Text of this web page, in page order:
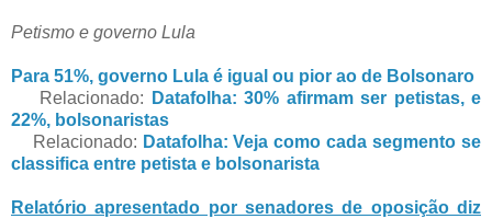
Petismo e governo Lula
Para 51%, governo Lula é igual ou pior ao de Bolsonaro
Relacionado:
Datafolha: 30% afirmam ser petistas, e
22%, bolsonaristas
Relacionado: Datafolha: Veja como cada segmento se
classifica entre petista e bolsonarista
Relatório apresentado por senadores de oposição diz